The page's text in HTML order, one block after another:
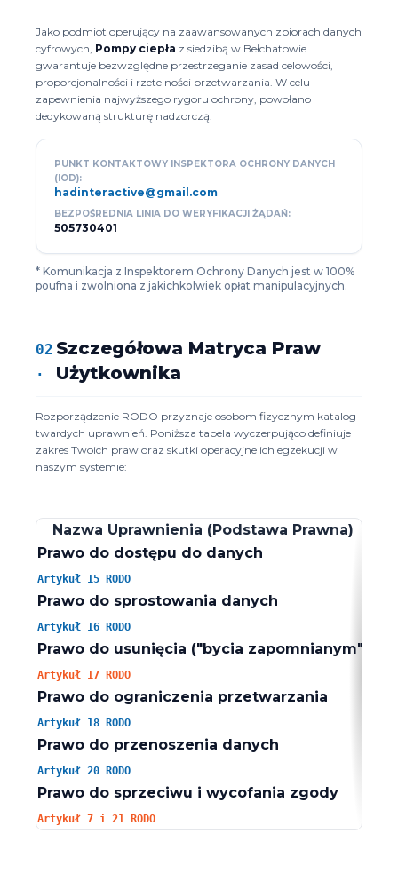
Jako podmiot operujący na zaawansowanych zbiorach danych
cyfrowych, Pompy ciepła z siedzibą w Bełchatowie
gwarantuje bezwzględne przestrzeganie zasad celowości,
proporcjonalności i rzetelności przetwarzania. W celu
zapewnienia najwyższego rygoru ochrony, powołano
dedykowaną strukturę nadzorczą.
PUNKT KONTAKTOWY INSPEKTORA OCHRONY DANYCH
(IOD):
hadinteractive@gmail.com
BEZPOŚREDNIA LINIA DO WERYFIKACJI ŻĄDAŃ:
505730401
* Komunikacja z Inspektorem Ochrony Danych jest w 100%
poufna i zwolniona z jakichkolwiek opłat manipulacyjnych.
02
.
Szczegółowa Matryca Praw
Użytkownika
Rozporządzenie RODO przyznaje osobom fizycznym katalog
twardych uprawnień. Poniższa tabela wyczerpująco definiuje
zakres Twoich praw oraz skutki operacyjne ich egzekucji w
naszym systemie:
Nazwa Uprawnienia (Podstawa Prawna)
Prawo do dostępu do danych
Artykuł 15 RODO
Prawo do sprostowania danych
Artykuł 16 RODO
Prawo do usunięcia ("bycia zapomnianym")
Artykuł 17 RODO
Prawo do ograniczenia przetwarzania
Artykuł 18 RODO
Prawo do przenoszenia danych
Artykuł 20 RODO
Prawo do sprzeciwu i wycofania zgody
Artykuł 7 i 21 RODO